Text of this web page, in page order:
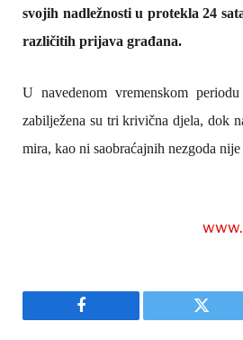
svojih nadležnosti u protekla 24
različitih prijava građana.
U navedenom vremenskom
zabilježena su tri krivična djela, dok
mira, kao ni saobraćajnih nezgoda
Facebook